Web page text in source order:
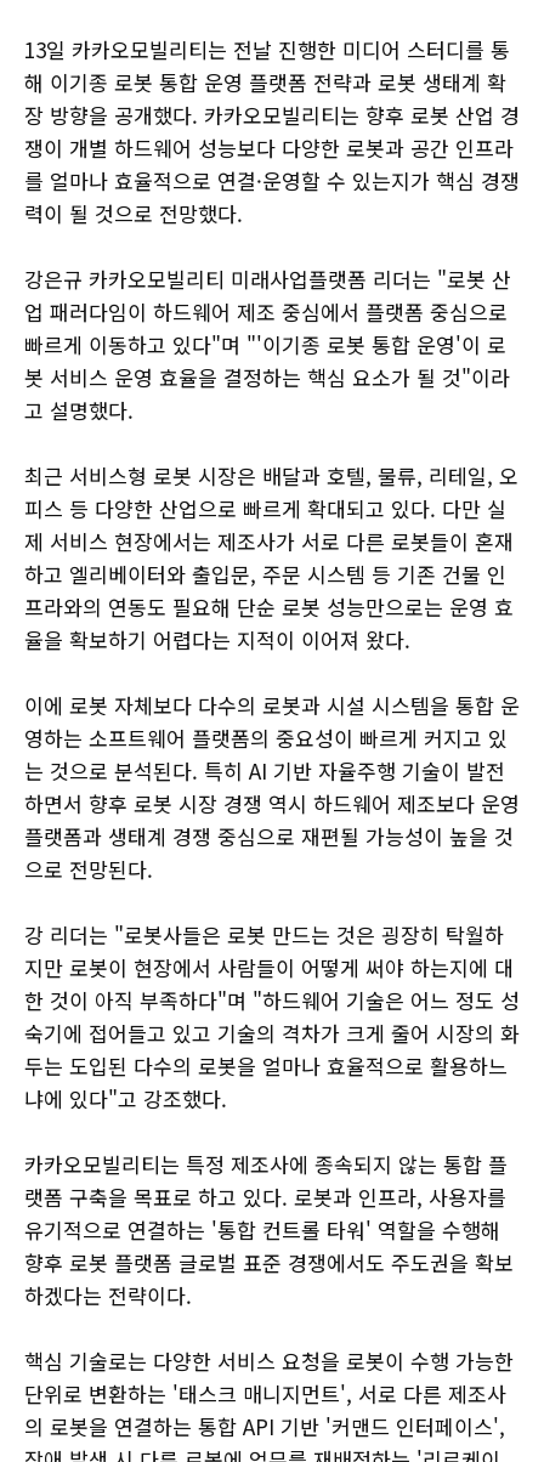
13일 카카오모빌리티는 전날 진행한 미디어 스터디를 통
해 이기종 로봇 통합 운영 플랫폼 전략과 로봇 생태계 확
장 방향을 공개했다. 카카오모빌리티는 향후 로봇 산업 경
쟁이 개별 하드웨어 성능보다 다양한 로봇과 공간 인프라
를 얼마나 효율적으로 연결·운영할 수 있는지가 핵심 경쟁
력이 될 것으로 전망했다.
강은규 카카오모빌리티 미래사업플랫폼 리더는 "로봇 산
업 패러다임이 하드웨어 제조 중심에서 플랫폼 중심으로
빠르게 이동하고 있다"며 "'이기종 로봇 통합 운영'이 로
봇 서비스 운영 효율을 결정하는 핵심 요소가 될 것"이라
고 설명했다.
최근 서비스형 로봇 시장은 배달과 호텔, 물류, 리테일, 오
피스 등 다양한 산업으로 빠르게 확대되고 있다. 다만 실
제 서비스 현장에서는 제조사가 서로 다른 로봇들이 혼재
하고 엘리베이터와 출입문, 주문 시스템 등 기존 건물 인
프라와의 연동도 필요해 단순 로봇 성능만으로는 운영 효
율을 확보하기 어렵다는 지적이 이어져 왔다.
이에 로봇 자체보다 다수의 로봇과 시설 시스템을 통합 운
영하는 소프트웨어 플랫폼의 중요성이 빠르게 커지고 있
는 것으로 분석된다. 특히 AI 기반 자율주행 기술이 발전
하면서 향후 로봇 시장 경쟁 역시 하드웨어 제조보다 운영
플랫폼과 생태계 경쟁 중심으로 재편될 가능성이 높을 것
으로 전망된다.
강 리더는 "로봇사들은 로봇 만드는 것은 굉장히 탁월하
지만 로봇이 현장에서 사람들이 어떻게 써야 하는지에 대
한 것이 아직 부족하다"며 "하드웨어 기술은 어느 정도 성
숙기에 접어들고 있고 기술의 격차가 크게 줄어 시장의 화
두는 도입된 다수의 로봇을 얼마나 효율적으로 활용하느
냐에 있다"고 강조했다.
카카오모빌리티는 특정 제조사에 종속되지 않는 통합 플
랫폼 구축을 목표로 하고 있다. 로봇과 인프라, 사용자를
유기적으로 연결하는 '통합 컨트롤 타워' 역할을 수행해
향후 로봇 플랫폼 글로벌 표준 경쟁에서도 주도권을 확보
하겠다는 전략이다.
핵심 기술로는 다양한 서비스 요청을 로봇이 수행 가능한
단위로 변환하는 '태스크 매니지먼트', 서로 다른 제조사
의 로봇을 연결하는 통합 API 기반 '커맨드 인터페이스',